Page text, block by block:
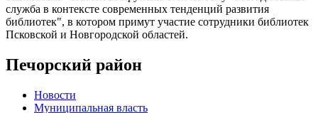
служба в контексте современных тенденций развития
библиотек", в котором примут участие сотрудники библиотек
Псковской и Новгородской областей.
Печорский район
Новости
Муниципальная власть